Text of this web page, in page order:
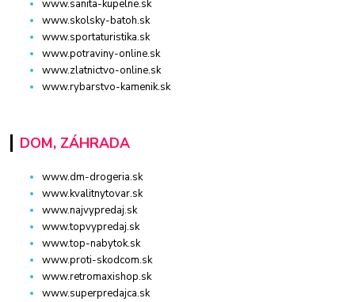
www.sanita-kupelne.sk
www.skolsky-batoh.sk
www.sportaturistika.sk
www.potraviny-online.sk
www.zlatnictvo-online.sk
www.rybarstvo-kamenik.sk
DOM, ZÁHRADA
www.dm-drogeria.sk
www.kvalitnytovar.sk
www.najvypredaj.sk
www.topvypredaj.sk
www.top-nabytok.sk
www.proti-skodcom.sk
www.retromaxishop.sk
www.superpredajca.sk